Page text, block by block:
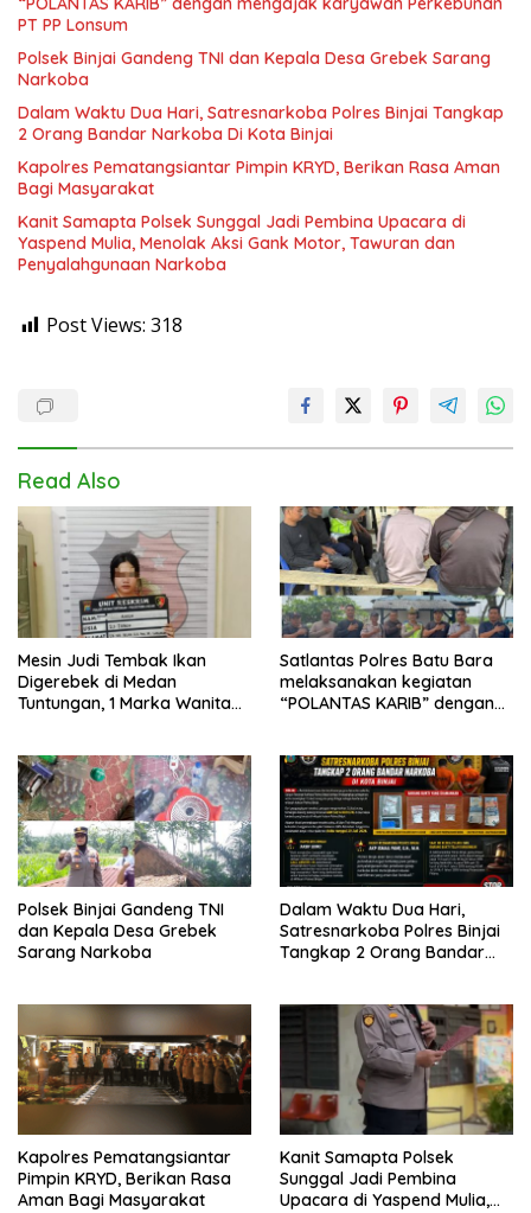
PT PP Lonsum
Polsek Binjai Gandeng TNI dan Kepala Desa Grebek Sarang
Narkoba
Dalam Waktu Dua Hari, Satresnarkoba Polres Binjai Tangkap
2 Orang Bandar Narkoba Di Kota Binjai
Kapolres Pematangsiantar Pimpin KRYD, Berikan Rasa Aman
Bagi Masyarakat
Kanit Samapta Polsek Sunggal Jadi Pembina Upacara di
Yaspend Mulia, Menolak Aksi Gank Motor, Tawuran dan
Penyalahgunaan Narkoba
Post Views: 318
Read Also
Mesin Judi Tembak Ikan
Digerebek di Medan
Tuntungan, 1 Marka Wanita
Satlantas Polres Batu Bara
melaksanakan kegiatan
“POLANTAS KARIB” dengan
Polsek Binjai Gandeng TNI
dan Kepala Desa Grebek
Sarang Narkoba
Dalam Waktu Dua Hari,
Satresnarkoba Polres Binjai
Tangkap 2 Orang Bandar
Kapolres Pematangsiantar
Pimpin KRYD, Berikan Rasa
Aman Bagi Masyarakat
Kanit Samapta Polsek
Sunggal Jadi Pembina
Upacara di Yaspend Mulia,